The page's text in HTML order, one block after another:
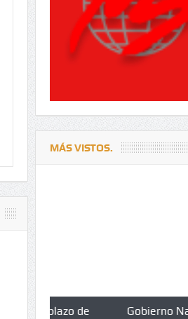
MÁS VISTOS.
Gobierno Nacional amplia